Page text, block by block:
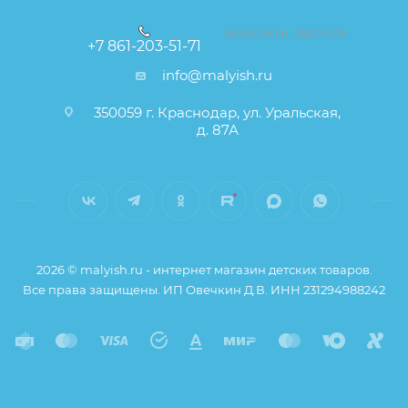
+7 861-203-51-71
ЗАКАЗАТЬ ЗВОНОК
info@malyish.ru
350059 г. Краснодар, ул. Уральская,
д. 87А
2026 © malyish.ru - интернет магазин детских товаров.
Все права защищены. ИП Овечкин Д.В. ИНН 231294988242